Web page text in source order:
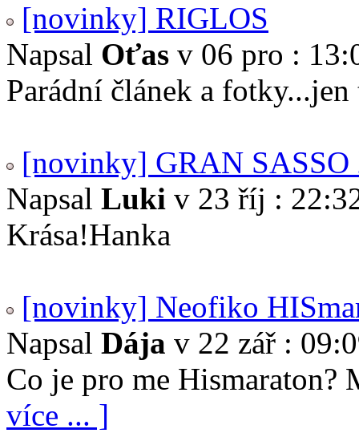
[novinky] RIGLOS
Napsal Oťas v 06 pro :
Parádní článek a
[novinky] GRAN SASSO
Napsal Luki v 23 říj :
Krása!Hanka
[novinky] Neofiko
Napsal Dája v 22 zář :
Co je pro me Hismaraton?
více ... ]